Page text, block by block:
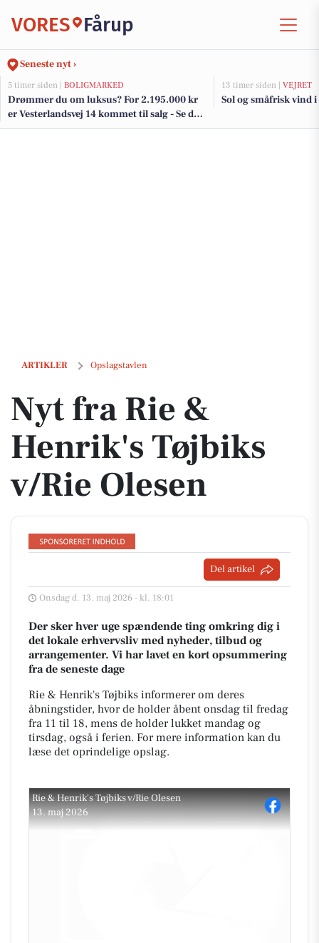
VORES Fårup
Seneste nyt ›
5 timer siden | BOLIGMARKED
Drømmer du om luksus? For 2.195.000 kr
er Vesterlandsvej 14 kommet til salg - Se den
og de dyreste boliger til salg her
13 timer siden | VEJRET
Sol og småfrisk vind i
ARTIKLER Opslagstavlen
Nyt fra Rie & Henrik's Tøjbiks v/Rie Olesen
Nyt fra Rie &
Henrik's Tøjbiks
v/Rie Olesen
Del artikel
Onsdag d. 13. maj 2026 - kl. 18:01
Der sker hver uge spændende ting omkring dig i
det lokale erhvervsliv med nyheder, tilbud og
arrangementer. Vi har lavet en kort opsummering
fra de seneste dage
Rie & Henrik's Tøjbiks informerer om deres
åbningstider, hvor de holder åbent onsdag til fredag
fra 11 til 18, mens de holder lukket mandag og
tirsdag, også i ferien. For mere information kan du
læse det oprindelige opslag.
Rie & Henrik's Tøjbiks v/Rie Olesen
13. maj 2026